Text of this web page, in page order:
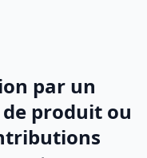
par un
produit ou